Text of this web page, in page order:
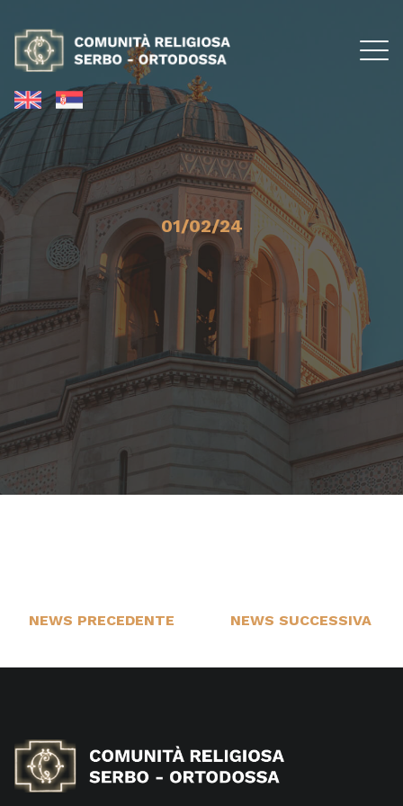
01/02/24
NEWS PRECEDENTE NEWS SUCCESSIVA